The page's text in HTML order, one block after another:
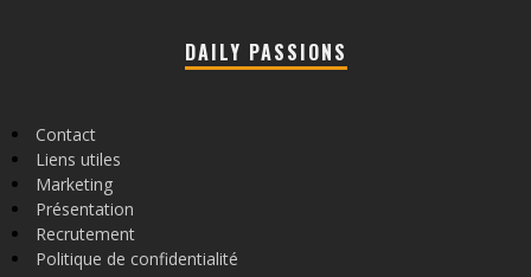
DAILY PASSIONS
Contact
Liens utiles
Marketing
Présentation
Recrutement
Politique de confidentialité